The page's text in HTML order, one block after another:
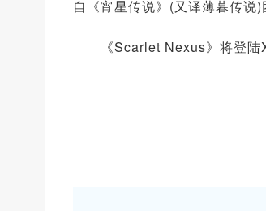
自《宵星传说》(又译薄暮传说)
《Scarlet Nexus》将登陆